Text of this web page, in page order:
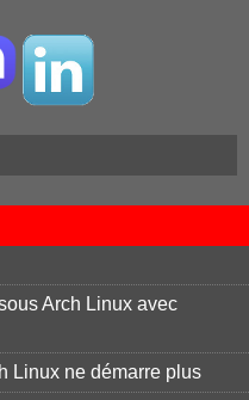
Arch Linux avec
Linux ne démarre plus